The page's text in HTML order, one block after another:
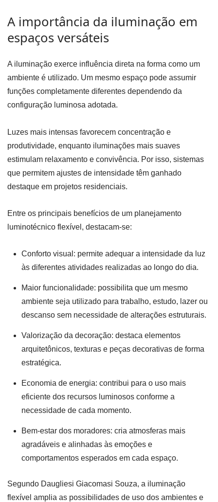
A importância da iluminação em
espaços versáteis
A iluminação exerce influência direta na forma como um
ambiente é utilizado. Um mesmo espaço pode assumir
funções completamente diferentes dependendo da
configuração luminosa adotada.
Luzes mais intensas favorecem concentração e
produtividade, enquanto iluminações mais suaves
estimulam relaxamento e convivência. Por isso, sistemas
que permitem ajustes de intensidade têm ganhado
destaque em projetos residenciais.
Entre os principais benefícios de um planejamento
luminotécnico flexível, destacam-se:
Conforto visual: permite adequar a intensidade da luz
às diferentes atividades realizadas ao longo do dia.
Maior funcionalidade: possibilita que um mesmo
ambiente seja utilizado para trabalho, estudo, lazer ou
descanso sem necessidade de alterações estruturais.
Valorização da decoração: destaca elementos
arquitetônicos, texturas e peças decorativas de forma
estratégica.
Economia de energia: contribui para o uso mais
eficiente dos recursos luminosos conforme a
necessidade de cada momento.
Bem-estar dos moradores: cria atmosferas mais
agradáveis e alinhadas às emoções e
comportamentos esperados em cada espaço.
Segundo Daugliesi Giacomasi Souza, a iluminação
flexível amplia as possibilidades de uso dos ambientes e